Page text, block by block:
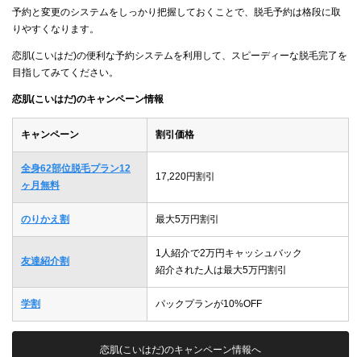
予約と変更のシステムをしっかり把握しておくことで、脱毛予約は格段に取
りやすくなります。
恋肌(こいはだ)の便利な予約システムを利用して、スピーディーな脱毛完了を
目指してみてください。
恋肌(こいはだ)のキャンペーン情報
キャンペーン 割引価格
全身62部位脱毛プラン12
ヶ月無料
17,220円割引
のりかえ割 最大5万円割引
友達紹介割
1人紹介で2万円キャッシュバック
紹介された人は最大5万円割引
学割 パックプランが10%OFF
恋肌(こいはだ)のキャンペーン情報へ